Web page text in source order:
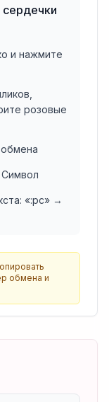
и нажмите
розовые
Символ
«:рс» →
обмена и